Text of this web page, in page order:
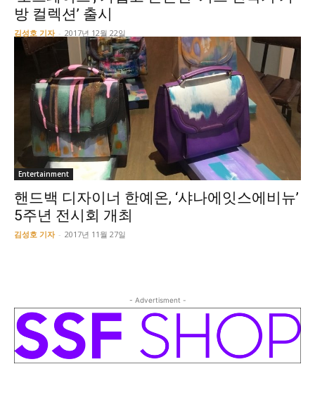
방 컬렉션’ 출시
김성호 기자 - 2017년 12월 22일
Entertainment
핸드백 디자이너 한예온, ‘샤나에잇스에비뉴’
5주년 전시회 개최
김성호 기자 - 2017년 11월 27일
- Advertisment -